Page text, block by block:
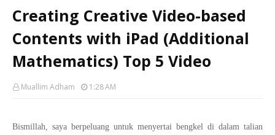
Creating Creative Video-based
Contents with iPad (Additional
Mathematics) Top 5 Video
Muallim Adham 1:28 AM
Bismillah, saya berpeluang untuk menyertai bengkel di dalam talian